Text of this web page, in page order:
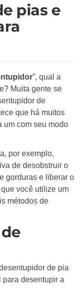
pias e
”, qual a
Muita gente se
de
que há muitos
um com seu modo
por exemplo,
de desobstruir o
gorduras e liberar o
você utilize um
métodos de
de pia
para desentupir a